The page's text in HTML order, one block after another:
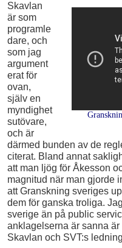
Skavlan
är som
programle
dare, och
som jag
argument
erat för
ovan,
själv en
myndighet
sutövare,
och är
därmed bunden av de
citerat. Bland annat
att man ljög för Åkesson
magnitud när man gjorde
att Granskning sveriges
dem för ganska troliga.
sverige än på public
anklagelserna är sanna
Skavlan och SVT:s